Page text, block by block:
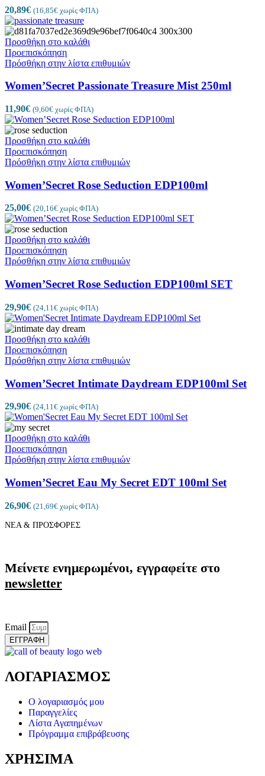
20,89€ (16,85€ χωρίς ΦΠΑ)
Προσθήκη στο καλάθι
Προεπισκόπηση
Πρόσθήκη στην λίστα επιθυμιών
Women’Secret Passionate Treasure Mist 250ml
11,90€ (9,60€ χωρίς ΦΠΑ)
Προσθήκη στο καλάθι
Προεπισκόπηση
Πρόσθήκη στην λίστα επιθυμιών
Women’Secret Rose Seduction EDP100ml
25,00€ (20,16€ χωρίς ΦΠΑ)
Προσθήκη στο καλάθι
Προεπισκόπηση
Πρόσθήκη στην λίστα επιθυμιών
Women’Secret Rose Seduction EDP100ml SET
29,90€ (24,11 € χωρίς ΦΠΑ)
Προσθήκη στο καλάθι
Προεπισκόπηση
Πρόσθήκη στην λίστα επιθυμιών
Women’Secret Intimate Daydream EDP100ml Set
29,90€ (24,11€ χωρίς ΦΠΑ)
Προσθήκη στο καλάθι
Προεπισκόπηση
Πρόσθήκη στην λίστα επιθυμιών
Women’Secret Eau My Secret EDT 100ml Set
26,90€ (21,69€ χωρίς ΦΠΑ)
ΝΕΑ & ΠΡΟΣΦΟΡΕΣ
Μείνετε ενημερωμένοι, εγγραφείτε στο
newsletter
Email
ΕΓΓΡΑΦΗ
ΛΟΓΑΡΙΑΣΜΟΣ
Ο λογαριασμός μου
Παραγγελίες
Λίστα Αγαπημένων
Πρόγραμμα επιβράβευσης
ΧΡΗΣΙΜΑ